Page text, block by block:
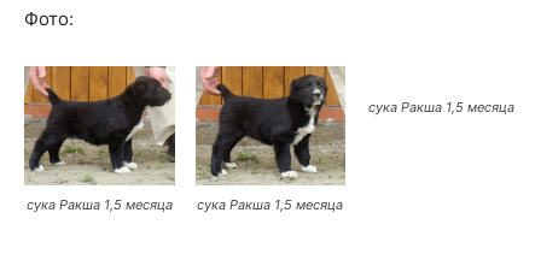
Фото:
сука Ракша 1,5 месяца сука Ракша 1,5 месяца
сука Ракша 1,5 месяца